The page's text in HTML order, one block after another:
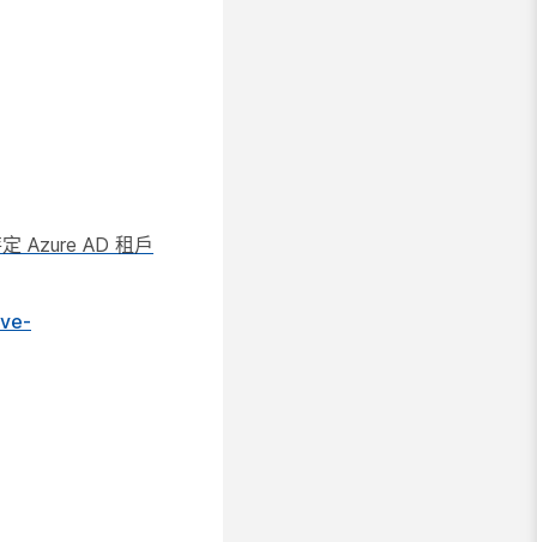
Azure AD 租戶